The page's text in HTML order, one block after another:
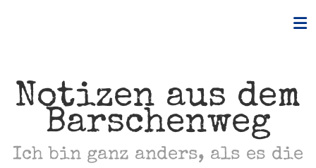
Notizen aus dem
Barschenweg
Ich bin ganz anders, als es die